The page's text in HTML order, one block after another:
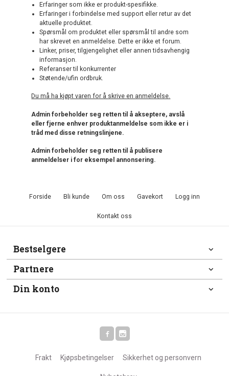
Erfaringer som ikke er produkt-spesifikke.
Erfaringer i forbindelse med support eller retur av det
aktuelle produktet.
Spørsmål om produktet eller spørsmål til andre som
har skrevet en anmeldelse. Dette er ikke et forum.
Linker, priser, tilgjengelighet eller annen tidsavhengig
informasjon.
Referanser til konkurrenter
Støtende/ufin ordbruk.
Du må ha kjøpt varen for å skrive en anmeldelse.
Admin forbeholder seg retten til å akseptere, avslå
eller fjerne enhver produktanmeldelse som ikke er i
tråd med disse retningslinjene.
Admin forbeholder seg retten til å publisere
anmeldelser i for eksempel annonsering.
Forside Bli kunde Om oss Gavekort Logg inn
Kontakt oss
Bestselgere
Partnere
Din konto
Frakt Kjøpsbetingelser Sikkerhet og personvern